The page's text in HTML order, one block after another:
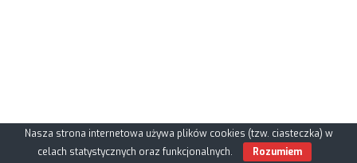
Nasza strona internetowa używa plików cookies (tzw. ciasteczka) w
celach statystycznych oraz funkcjonalnych.
Rozumiem